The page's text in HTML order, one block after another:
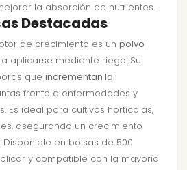
la absorción de nutrientes.
Destacadas
de crecimiento es un polvo
aplicarse mediante riego. Su
que incrementan la
frente a enfermedades y
Es ideal para cultivos hortícolas,
asegurando un crecimiento
en bolsas de 500
y compatible con la mayoría